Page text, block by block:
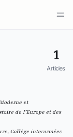
1
Articles
et
de l’Europe et des
Collège interarmées